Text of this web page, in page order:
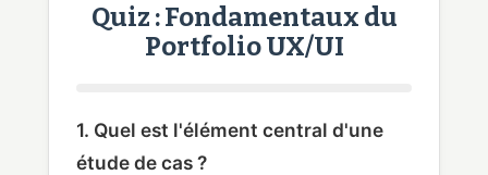
Quiz : Fondamentaux du
Portfolio UX/UI
1. Quel est l'élément central d'une
étude de cas ?